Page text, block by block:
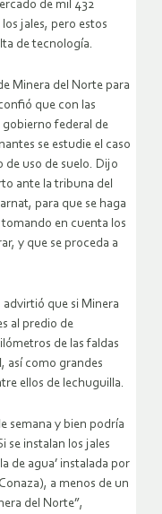
de mil 432
jales, pero estos
de tecnología.
Minera del Norte para
que con las
gobierno federal de
se estudie el caso
de uso de suelo. Dijo
ante la tribuna del
para que se haga
tomando en cuenta los
y que se proceda a
advirtió que si Minera
al predio de
de las faldas
así como grandes
ellos de lechuguilla.
semana y bien podría
se instalan los jales
de agua’ instalada por
a menos de un
del Norte”,